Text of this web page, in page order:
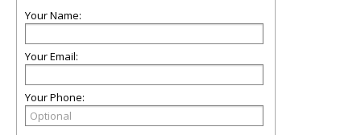
Your Name:
Your Email:
Your Phone: